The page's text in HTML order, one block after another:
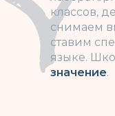
классов,
снимаем
ставим
языке. Шк
значение.